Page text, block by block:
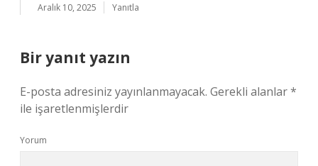
Aralık 10, 2025 Yanıtla
Bir yanıt yazın
E-posta adresiniz yayınlanmayacak. Gerekli alanlar*
ile işaretlenmişlerdir
Yorum